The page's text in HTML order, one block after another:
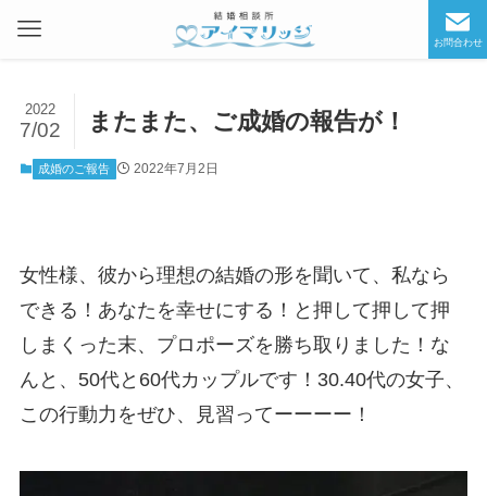
お問合わせ
またまた、ご成婚の報告が！
2022
7/02
成婚のご報告 2022年7月2日
女性様、彼から理想の結婚の形を聞いて、私なら
できる！あなたを幸せにする！と押して押して押
しまくった末、プロポーズを勝ち取りました！な
んと、50代と60代カップルです！30.40代の女子、
この行動力をぜひ、見習ってーーーー！